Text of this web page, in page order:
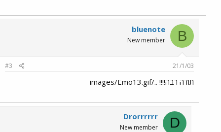
B
bluenote
New member
21/1/03
#3
תודה רבה!!!! ../images/Emo13.gif
D
Drorrrrrr
New member